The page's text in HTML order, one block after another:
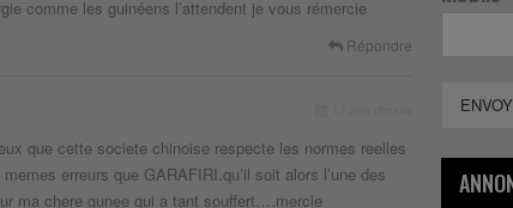
comme les guinéens l’attendent je vous rémercie
Répondre
que cette societe chinoise respecte les normes reelles
erreurs que GARAFIRI.qu’il soit alors l’une des
ma chere gunee qui a tant souffert….mercie